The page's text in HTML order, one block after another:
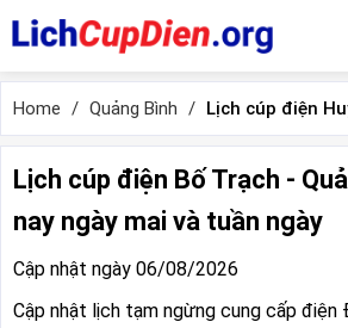
Home Quảng Bình Lịch cúp điện
Lịch cúp điện Bố Trạch -
nay ngày mai và tuần ngày
Cập nhật ngày 06/08/2026
Cập nhật lịch tạm ngừng cung cấp điện